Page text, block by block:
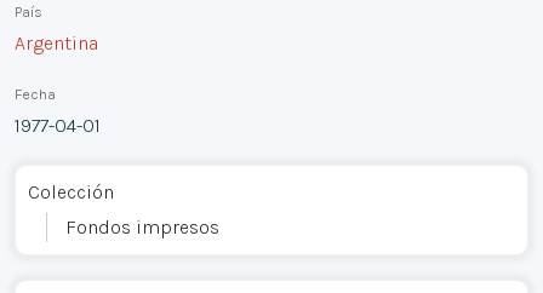
País
Argentina
Fecha
1977-04-01
Colección
Fondos impresos